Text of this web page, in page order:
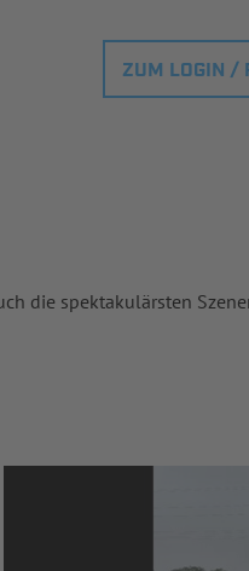
ZUM LOGIN /
die spektakulärsten